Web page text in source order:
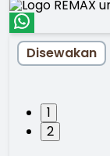
1
2
Disewakan